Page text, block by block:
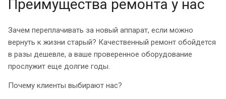
Преимущества ремонта у нас
Зачем переплачивать за новый аппарат, если можно
вернуть к жизни старый? Качественный ремонт обойдется
в разы дешевле, а ваше проверенное оборудование
прослужит еще долгие годы.
Почему клиенты выбирают нас?